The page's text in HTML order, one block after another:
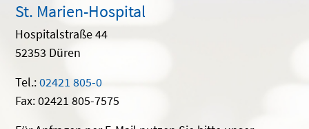
St. Marien-Hospital
Hospitalstraße 44
52353 Düren
Tel.:02421 805-0
Fax: 02421 805-7575